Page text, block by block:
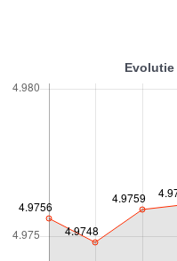
Evolutie